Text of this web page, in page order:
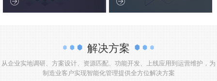
货、扫码追溯生产用料、条码
制造…
解决方案
从企业实地调研、方案设计、资源匹配、功能开发、上线应用到运营维护，为
制造业客户实现智能化管理提供全方位解决方案